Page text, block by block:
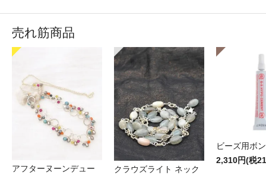
売れ筋商品
アフターヌーンデュー
クラウズライト ネック
ビーズ用ボ
2,310円(税